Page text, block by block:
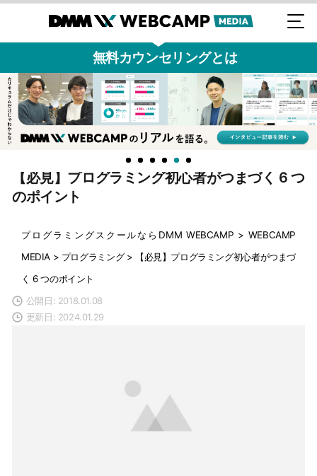
無料カウンセリングとは
【必見】プログラミング初心者がつまづく 6 つ
のポイント
プログラミングスクールならDMM WEBCAMP > WEBCAMP
MEDIA > プログラミング>
【必見】プログラミング初心者がつまづ
く 6 つのポイント
公開日: 2018.01.08
更新日: 2024.01.29